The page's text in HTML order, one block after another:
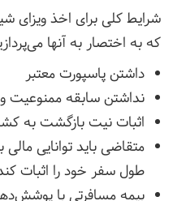
شرایط کلی برای اخذ ویزای
که به اختصار به آنها
داشتن پاسپورت معتبر
نداشتن سابقه ممنوعیت
اثبات نیت بازگشت به
متقاضی باید توانایی
طول سفر خود را اثبات
بیمه مسافرتی با